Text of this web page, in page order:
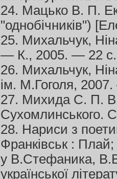
24. Мацько В. П.
"однобічників")
25. Михальчук,
— К., 2005. — 22 с.
26. Михальчук,
ім. М.Гоголя,
27. Михида С. П. В.
Сухомлинського.
28. Нариси з
Франківськ : Плай;
у В.Стефаника,
української